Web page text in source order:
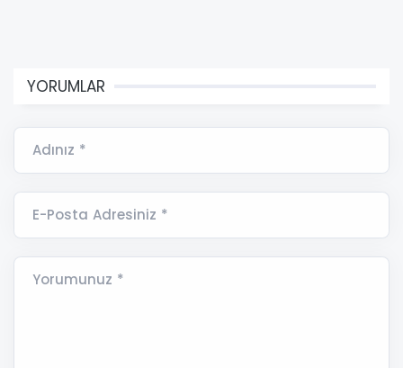
YORUMLAR
Adınız *
E-Posta Adresiniz *
Yorumunuz *